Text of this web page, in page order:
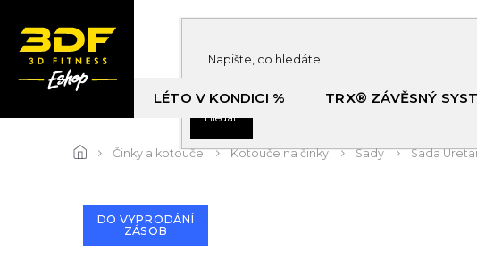
obsah
Hledat
LÉTO V KONDICI % TRX® ZÁVĚSNÝ
Činky a kotouče Kotouče na činky Sady Sada
DO VYPRODÁNÍ
ZÁSOB